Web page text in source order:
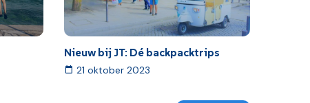
Nieuw bij JT: Dé backpacktrips
21 oktober 2023